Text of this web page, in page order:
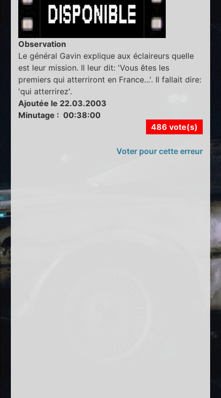
Observation
Le général Gavin explique aux éclaireurs quelle
est leur mission. Il leur dit: 'Vous êtes les
premiers qui atterriront en France...'. Il fallait dire:
'qui atterrirez'.
Ajoutée le 22.03.2003
Minutage : 00:38:00
486 vote(s)
Voter pour cette erreur